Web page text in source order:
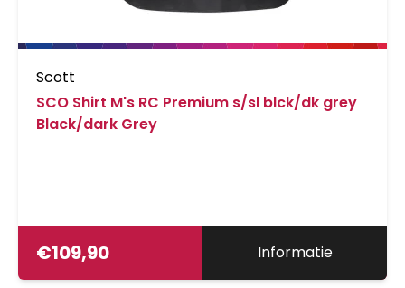
Scott
SCO Shirt M's RC Premium s/sl blck/dk grey
Black/dark Grey
€109,90 Informatie